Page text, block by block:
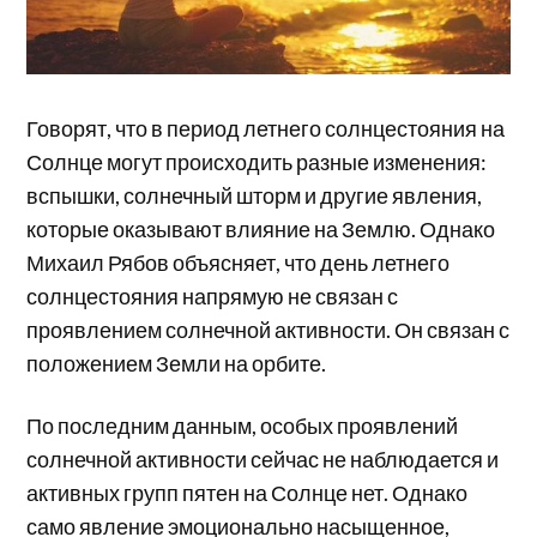
Говорят, что в период летнего солнцестояния на
Солнце могут происходить разные изменения:
вспышки, солнечный шторм и другие явления,
которые оказывают влияние на Землю. Однако
Михаил Рябов объясняет, что день летнего
солнцестояния напрямую не связан с
проявлением солнечной активности. Он связан с
положением Земли на орбите.
По последним данным, особых проявлений
солнечной активности сейчас не наблюдается и
активных групп пятен на Солнце нет. Однако
само явление эмоционально насыщенное,